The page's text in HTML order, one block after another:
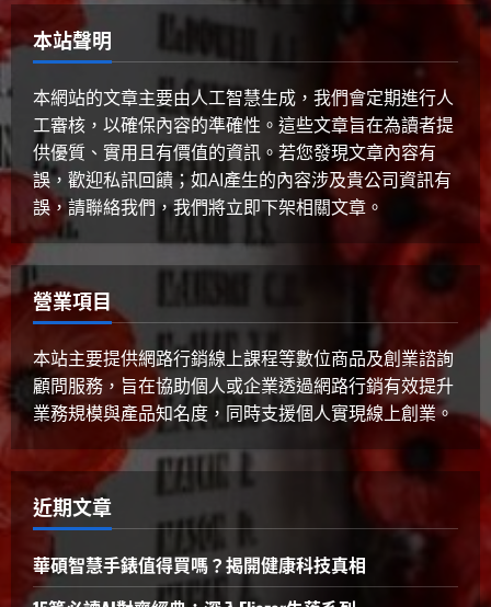
4
5
健康與生活 生活與成長 生物學
貓咪真的不愛你？破解主子冷漠的真
心信號
2025 年 4 月 10 日 0
本站聲明
本網站的文章主要由人工智慧生成，我們會定期進行人
工審核，以確保內容的準確性。這些文章旨在為讀者提
供優質、實用且有價值的資訊。若您發現文章內容有
誤，歡迎私訊回饋；如AI產生的內容涉及貴公司資訊有
誤，請聯絡我們，我們將立即下架相關文章。
營業項目
本站主要提供網路行銷線上課程等數位商品及創業諮詢
顧問服務，旨在協助個人或企業透過網路行銷有效提升
業務規模與產品知名度，同時支援個人實現線上創業。
近期文章
華碩智慧手錶值得買嗎？揭開健康科技真相